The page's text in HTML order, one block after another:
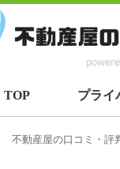
TOP プライ
不動産屋の口コミ・評